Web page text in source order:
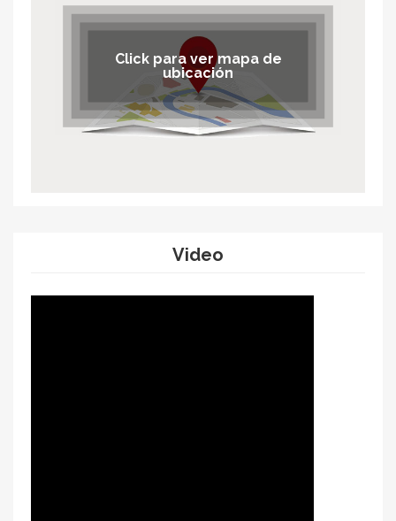
Click para ver mapa de
ubicación
Video